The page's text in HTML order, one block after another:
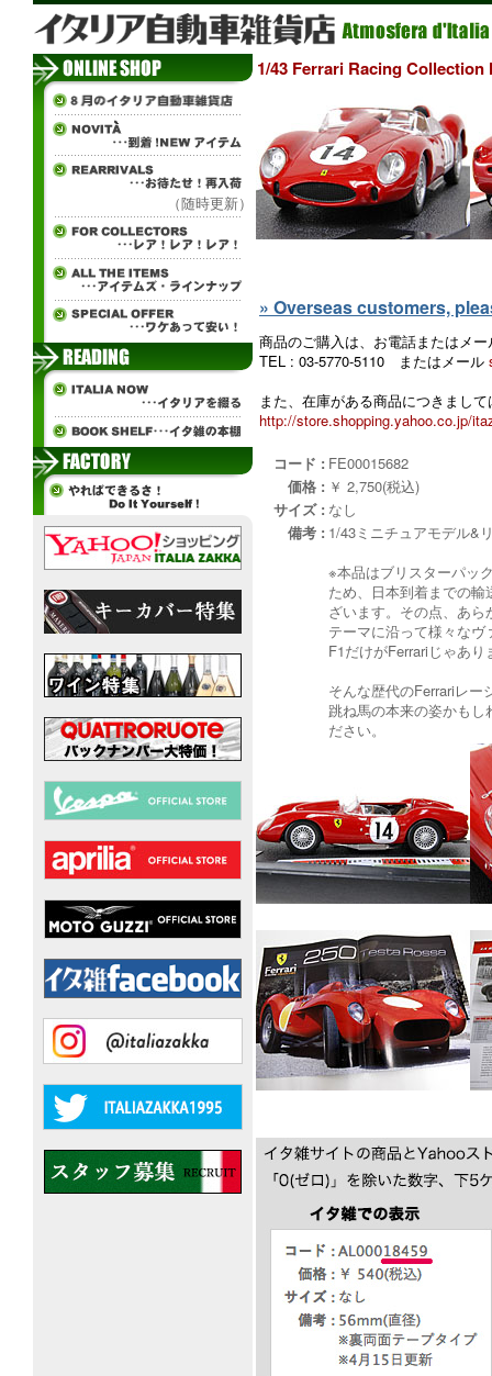
（随時更新）
1/43 Ferrari Racing Collection
» Overseas customers,
商品のご購入は、お電話またはメ
TEL : 03-5770-5110 またはメール
また、在庫がある商品につきまし
http://store.shopping.yahoo.co.jp/
コード : FE00015682
価格 : ￥ 2,750(税込)
サイズ : なし
備考 : 1/43ミニチュアモデル&
※本品はブリスターパッ
ため、日本到着までの
ざいます。その点、あ
テーマに沿って様々な
F1だけがFerrariじゃあ
そんな歴代のFerrariレ
跳ね馬の本来の姿かも
ださい。